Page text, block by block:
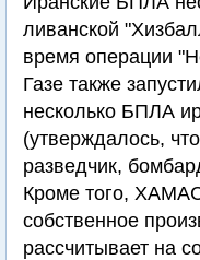
ливанской
время операции
Газе также
несколько БПЛА
(утверждалось,
разведчик,
Кроме того,
собственное
рассчитывает на